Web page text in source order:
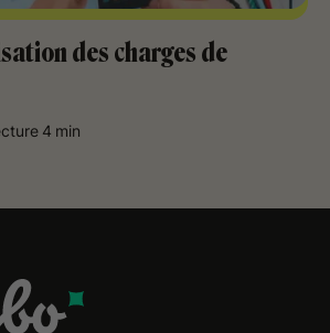
des charges de
4 min